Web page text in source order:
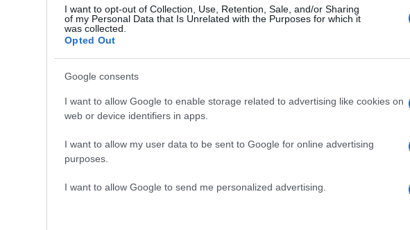
I want to opt-out of Collection, Use, Retention, Sale, and/or Sharing
of my Personal Data that Is Unrelated with the Purposes for which it
was collected.
Opted Out
Google consents
I want to allow Google to enable storage related to advertising like cookies on
web or device identifiers in apps.
I want to allow my user data to be sent to Google for online advertising
purposes.
I want to allow Google to send me personalized advertising.